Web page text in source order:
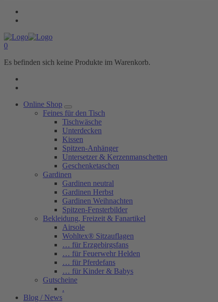
0
Es befinden sich keine Produkte im Warenkorb.
Online Shop
Feines für den Tisch
Tischwäsche
Unterdecken
Kissen
Spitzen-Anhänger
Untersetzer & Kerzenmanschetten
Geschenketaschen
Gardinen
Gardinen neutral
Gardinen Herbst
Gardinen Weihnachten
Spitzen-Fensterbilder
Bekleidung, Freizeit & Fanartikel
Airsole
Wohltex® Sitzauflagen
… für Erzgebirgsfans
… für Feuerwehr Helden
… für Pferdefans
… für Kinder & Babys
Gutscheine
.
Blog / News